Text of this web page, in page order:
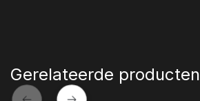
Gerelateerde producten